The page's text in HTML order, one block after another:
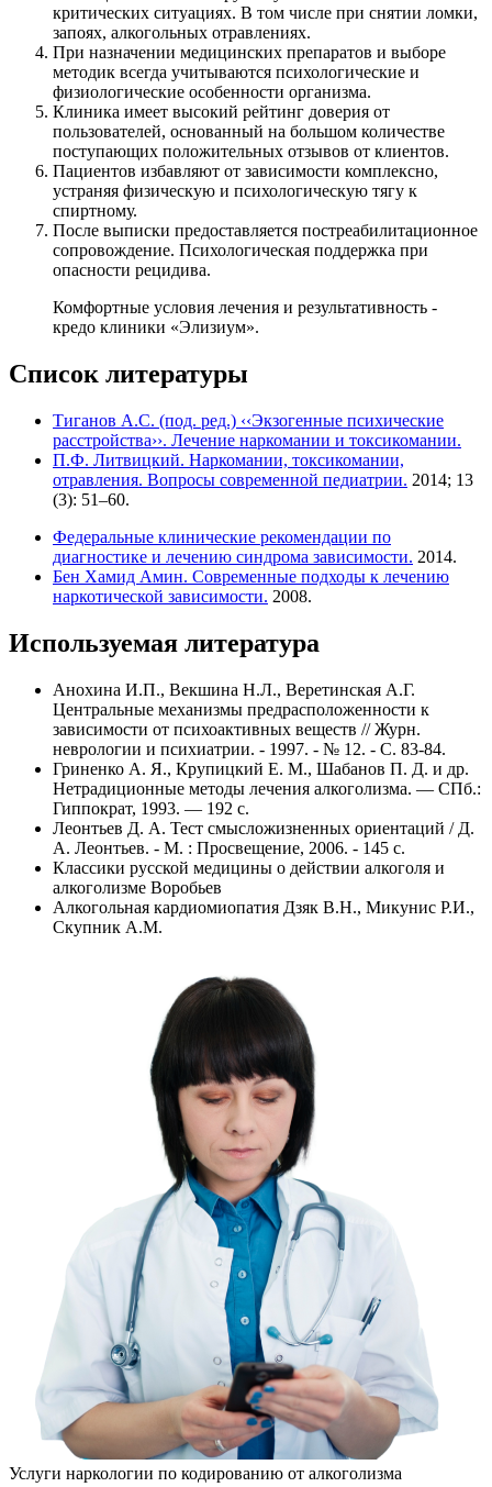
критических ситуациях. В том числе при снятии ломки,
запоях, алкогольных отравлениях.
При назначении медицинских препаратов и выборе
методик всегда учитываются психологические и
физиологические особенности организма.
Клиника имеет высокий рейтинг доверия от
пользователей, основанный на большом количестве
поступающих положительных отзывов от клиентов.
Пациентов избавляют от зависимости комплексно,
устраняя физическую и психологическую тягу к
спиртному.
После выписки предоставляется постреабилитационное
сопровождение. Психологическая поддержка при
опасности рецидива.
Комфортные условия лечения и результативность -
кредо клиники «Элизиум».
Список литературы
Тиганов А.С. (под. ред.) ‹‹Экзогенные психические
расстройства››. Лечение наркомании и токсикомании.
П.Ф. Литвицкий. Наркомании, токсикомании,
отравления. Вопросы современной педиатрии. 2014; 13
(3): 51–60.
Федеральные клинические рекомендации по
диагностике и лечению синдрома зависимости. 2014.
Бен Хамид Амин. Современные подходы к лечению
наркотической зависимости. 2008.
Используемая литература
Анохина И.П., Векшина Н.Л., Веретинская А.Г.
Центральные механизмы предрасположенности к
зависимости от психоактивных веществ // Журн.
неврологии и психиатрии. - 1997. - № 12. - C. 83-84.
Гриненко А. Я., Крупицкий Е. М., Шабанов П. Д. и др.
Нетрадиционные методы лечения алкоголизма. — СПб.:
Гиппократ, 1993. — 192 с.
Леонтьев Д. А. Тест смысложизненных ориентаций / Д.
А. Леонтьев. - М. : Просвещение, 2006. - 145 с.
Классики русской медицины о действии алкоголя и
алкоголизме Воробьев
Алкогольная кардиомиопатия Дзяк В.Н., Микунис Р.И.,
Скупник А.М.
Услуги наркологии по кодированию от алкоголизма